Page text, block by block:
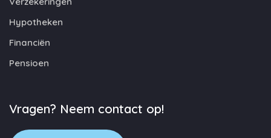
Hypotheken
Financiën
Pensioen
Vragen? Neem contact op!